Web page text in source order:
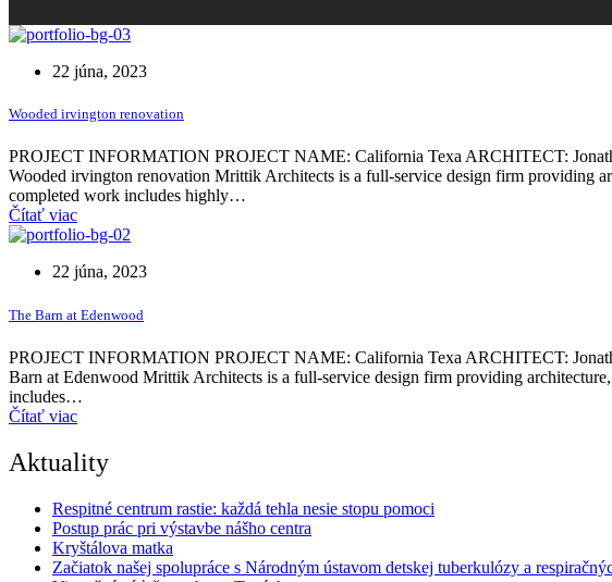
22 júna, 2023
Wooded irvington renovation
PROJECT INFORMATION PROJECT NAME: California Texa ARCHITECT:
Wooded irvington renovation Mrittik Architects is a full-service design firm providing
completed work includes highly…
Čítať viac
22 júna, 2023
The Barn at Edenwood
PROJECT INFORMATION PROJECT NAME: California Texa ARCHITECT:
Barn at Edenwood Mrittik Architects is a full-service design firm providing
includes…
Čítať viac
Aktuality
Respitné centrum rastie: každá tehla nesie stopu pomoci
Postup prác pri výstavbe nášho centra
Kryštálova matka
Začiatok našej spolupráce s Národným ústavom detskej tuberkulózy a